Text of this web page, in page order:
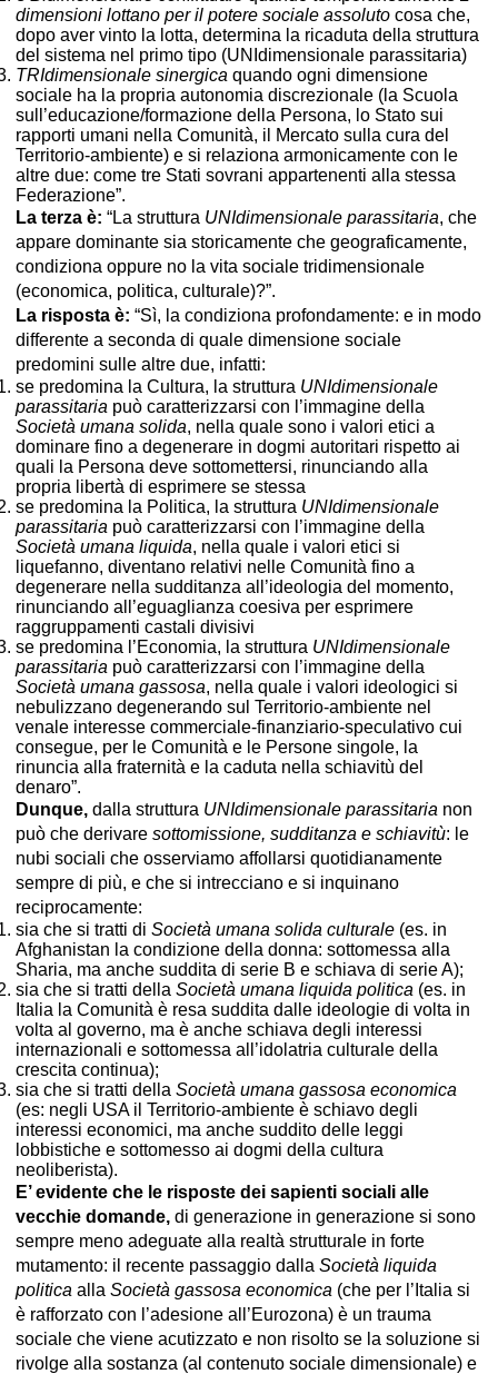
dimensioni lottano per il potere sociale assoluto cosa che,
dopo aver vinto la lotta, determina la ricaduta della struttura
del sistema nel primo tipo (UNIdimensionale parassitaria)
TRIdimensionale sinergica quando ogni dimensione
sociale ha la propria autonomia discrezionale (la Scuola
sull’educazione/formazione della Persona, lo Stato sui
rapporti umani nella Comunità, il Mercato sulla cura del
Territorio-ambiente) e si relaziona armonicamente con le
altre due: come tre Stati sovrani appartenenti alla stessa
Federazione”.
La terza è: “La struttura UNIdimensionale parassitaria, che
appare dominante sia storicamente che geograficamente,
condiziona oppure no la vita sociale tridimensionale
(economica, politica, culturale)?”.
La risposta è: “Sì, la condiziona profondamente: e in modo
differente a seconda di quale dimensione sociale
predomini sulle altre due, infatti:
se predomina la Cultura, la struttura UNIdimensionale
parassitaria può caratterizzarsi con l’immagine della
Società umana solida, nella quale sono i valori etici a
dominare fino a degenerare in dogmi autoritari rispetto ai
quali la Persona deve sottomettersi, rinunciando alla
propria libertà di esprimere se stessa
se predomina la Politica, la struttura UNIdimensionale
parassitaria può caratterizzarsi con l’immagine della
Società umana liquida, nella quale i valori etici si
liquefanno, diventano relativi nelle Comunità fino a
degenerare nella sudditanza all’ideologia del momento,
rinunciando all’eguaglianza coesiva per esprimere
raggruppamenti castali divisivi
se predomina l’Economia, la struttura UNIdimensionale
parassitaria può caratterizzarsi con l’immagine della
Società umana gassosa, nella quale i valori ideologici si
nebulizzano degenerando sul Territorio-ambiente nel
venale interesse commerciale-finanziario-speculativo cui
consegue, per le Comunità e le Persone singole, la
rinuncia alla fraternità e la caduta nella schiavitù del
denaro”.
Dunque, dalla struttura UNIdimensionale parassitaria non
può che derivare sottomissione, sudditanza e schiavitù: le
nubi sociali che osserviamo affollarsi quotidianamente
sempre di più, e che si intrecciano e si inquinano
reciprocamente:
sia che si tratti di Società umana solida culturale (es. in
Afghanistan la condizione della donna: sottomessa alla
Sharia, ma anche suddita di serie B e schiava di serie A);
sia che si tratti della Società umana liquida politica (es. in
Italia la Comunità è resa suddita dalle ideologie di volta in
volta al governo, ma è anche schiava degli interessi
internazionali e sottomessa all’idolatria culturale della
crescita continua);
sia che si tratti della Società umana gassosa economica
(es: negli USA il Territorio-ambiente è schiavo degli
interessi economici, ma anche suddito delle leggi
lobbistiche e sottomesso ai dogmi della cultura
neoliberista).
E’ evidente che le risposte dei sapienti sociali alle
vecchie domande, di generazione in generazione si sono
sempre meno adeguate alla realtà strutturale in forte
mutamento: il recente passaggio dalla Società liquida
politica alla Società gassosa economica (che per l’Italia si
è rafforzato con l’adesione all’Eurozona) è un trauma
sociale che viene acutizzato e non risolto se la soluzione si
rivolge alla sostanza (al contenuto sociale dimensionale) e